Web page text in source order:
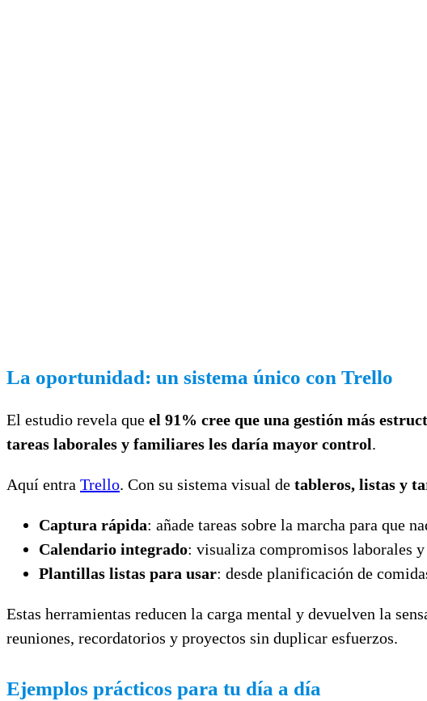
La oportunidad: un sistema único con Trello
El estudio revela que el 91% cree que una gestión más
tareas laborales y familiares les daría mayor control.
Aquí entra Trello. Con su sistema visual de tableros, listas y
Captura rápida: añade tareas sobre la marcha para que
Calendario integrado: visualiza compromisos laborales
Plantillas listas para usar: desde planificación de
Estas herramientas reducen la carga mental y devuelven la
reuniones, recordatorios y proyectos sin duplicar esfuerzos.
Ejemplos prácticos para tu día a día